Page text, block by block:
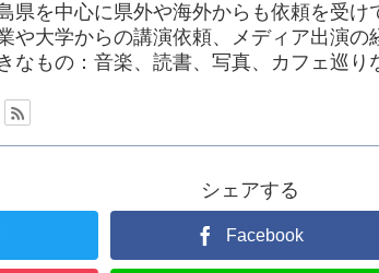
県を中心に県外や海外からも依頼を受け
や大学からの講演依頼、メディア出演の
なもの：音楽、読書、写真、カフェ巡り
シェアする
Facebook